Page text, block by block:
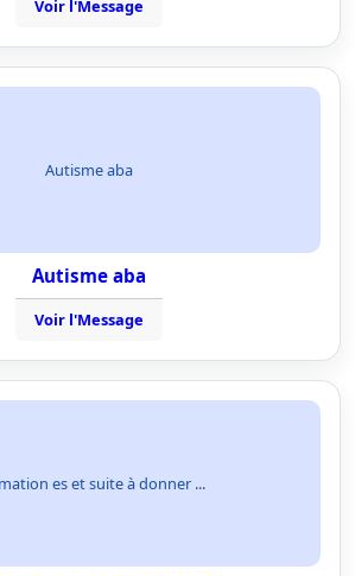
Voir l'Message
Autisme aba
Autisme aba
Voir l'Message
es et suite à donner ...